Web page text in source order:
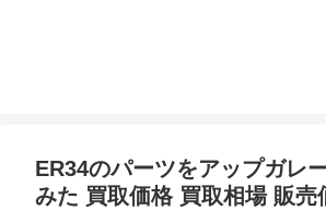
ER34のパーツをアップガレ
みた 買取価格 買取相場 販売